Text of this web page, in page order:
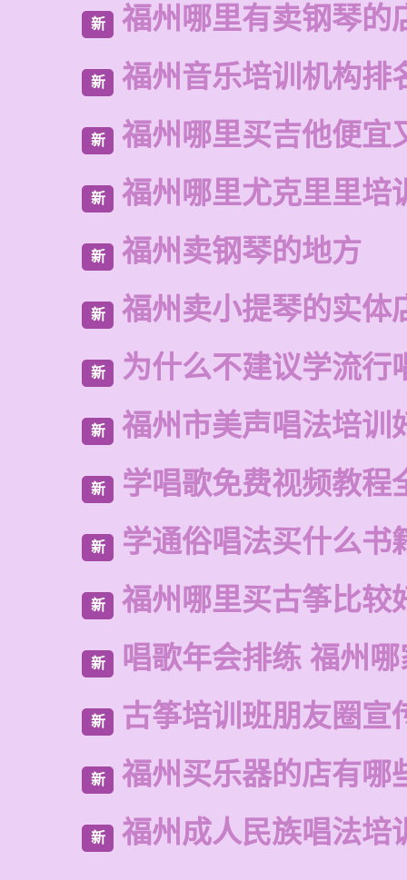
新 福州哪里有卖钢琴的
新 福州音乐培训机构排
新 福州哪里买吉他便宜
新 福州哪里尤克里里培
新 福州卖钢琴的地方
新 福州卖小提琴的实体
新 为什么不建议学流行
新 福州市美声唱法培训
新 学唱歌免费视频教程
新 学通俗唱法买什么书
新 福州哪里买古筝比较
新 唱歌年会排练 福州
新 古筝培训班朋友圈宣
新 福州买乐器的店有哪
新 福州成人民族唱法培